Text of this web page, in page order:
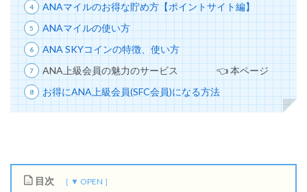
ANAマイルのお得な貯め方【ポイントサイト編】
ANAマイルの使い方
ANA SKYコインの特徴、使い方
ANA上級会員の魅力のサービス 👈 本ページ
お得にANA上級会員(SFC会員)になる方法
目次